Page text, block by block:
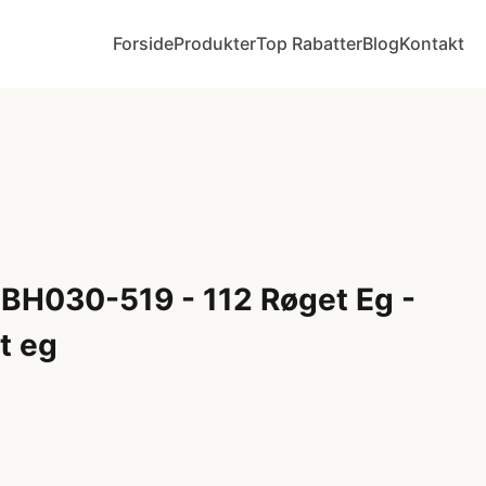
ForsideProdukterTop RabatterBlogKontakt
519 - 112 Røget Eg -
eg